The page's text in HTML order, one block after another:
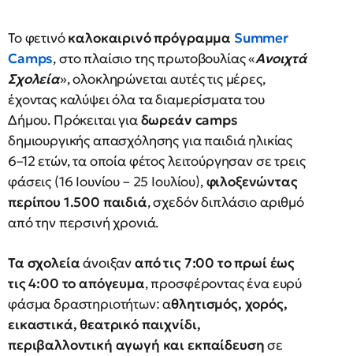
Το φετινόκαλοκαιρινό πρόγραμμα Summer
Camps, στο πλαίσιο της πρωτοβουλίας «Ανοιχτά
Σχολεία», ολοκληρώνεται αυτές τις μέρες,
έχοντας καλύψει όλα τα διαμερίσματα του
Δήμου. Πρόκειται γιαδωρεάν camps
δημιουργικής απασχόλησης για παιδιά ηλικίας
6–12 ετών, τα οποία φέτος λειτούργησαν σε τρεις
φάσεις (16 Ιουνίου – 25 Ιουλίου),φιλοξενώντας
περίπου 1.500 παιδιά, σχεδόν διπλάσιο αριθμό
από την περσινή χρονιά.
Τα σχολείαάνοιξαναπό τις 7:00 το πρωί έως
τις 4:00 το απόγευμα, προσφέροντας ένα ευρύ
φάσμα δραστηριοτήτων: αθλητισμός, χορός,
εικαστικά, θεατρικό παιχνίδι,
περιβαλλοντική αγωγή και εκπαίδευσησε